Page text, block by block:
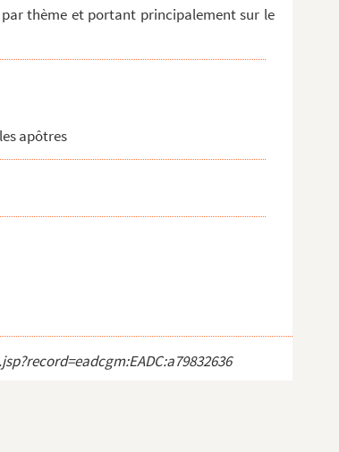
thème et portant principalement sur le
apôtres